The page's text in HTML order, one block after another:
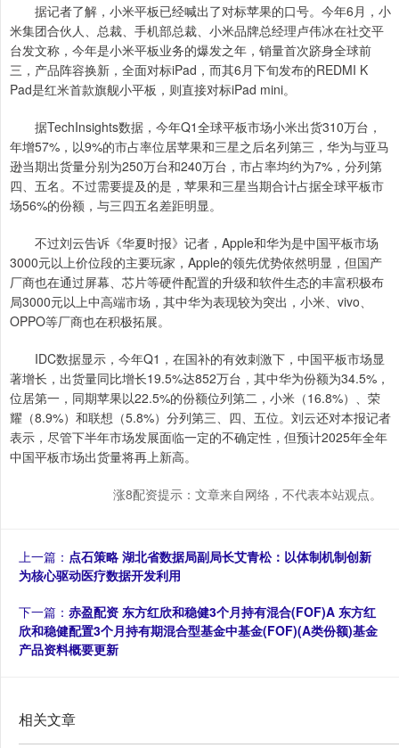
据记者了解，小米平板已经喊出了对标苹果的口号。今年6月，小
米集团合伙人、总裁、手机部总裁、小米品牌总经理卢伟冰在社交平
台发文称，今年是小米平板业务的爆发之年，销量首次跻身全球前
三，产品阵容换新，全面对标iPad，而其6月下旬发布的REDMI K
Pad是红米首款旗舰小平板，则直接对标iPad mini。
据TechInsights数据，今年Q1全球平板市场小米出货310万台，
年增57%，以9%的市占率位居苹果和三星之后名列第三，华为与亚马
逊当期出货量分别为250万台和240万台，市占率均约为7%，分列第
四、五名。不过需要提及的是，苹果和三星当期合计占据全球平板市
场56%的份额，与三四五名差距明显。
不过刘云告诉《华夏时报》记者，Apple和华为是中国平板市场
3000元以上价位段的主要玩家，Apple的领先优势依然明显，但国产
厂商也在通过屏幕、芯片等硬件配置的升级和软件生态的丰富积极布
局3000元以上中高端市场，其中华为表现较为突出，小米、vivo、
OPPO等厂商也在积极拓展。
IDC数据显示，今年Q1，在国补的有效刺激下，中国平板市场显
著增长，出货量同比增长19.5%达852万台，其中华为份额为34.5%，
位居第一，同期苹果以22.5%的份额位列第二，小米（16.8%）、荣
耀（8.9%）和联想（5.8%）分列第三、四、五位。刘云还对本报记者
表示，尽管下半年市场发展面临一定的不确定性，但预计2025年全年
中国平板市场出货量将再上新高。
涨8配资提示：文章来自网络，不代表本站观点。
上一篇： 点石策略 湖北省数据局副局长艾青松：以体制机制创新
为核心驱动医疗数据开发利用
下一篇： 赤盈配资 东方红欣和稳健3个月持有混合(FOF)A 东方红
欣和稳健配置3个月持有期混合型基金中基金(FOF)(A类份额)基金
产品资料概要更新
相关文章